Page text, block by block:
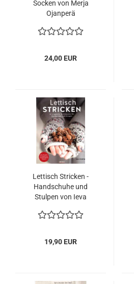
Socken von Merja
Ojanperä
24,00 EUR
Lettisch Stricken -
Handschuhe und
Stulpen von Ieva
19,90 EUR